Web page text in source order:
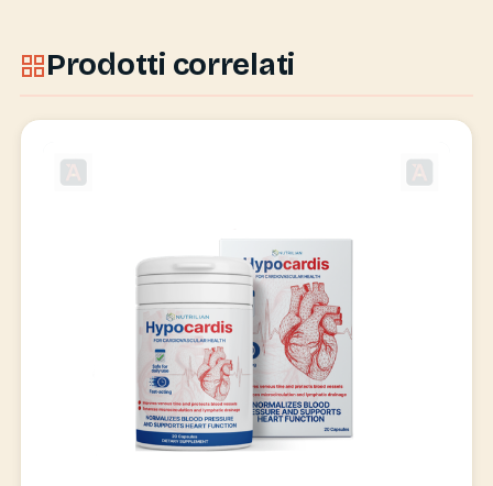
Prodotti correlati